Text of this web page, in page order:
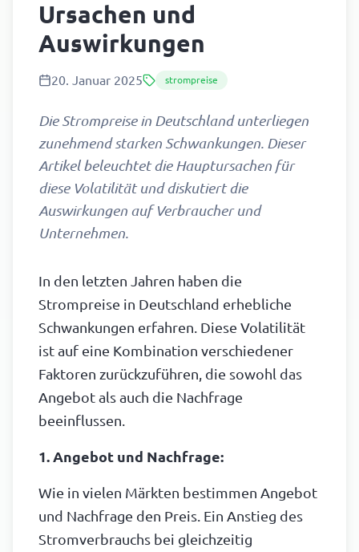
Ursachen und
Auswirkungen
20. Januar 2025 strompreise
Die Strompreise in Deutschland unterliegen
zunehmend starken Schwankungen. Dieser
Artikel beleuchtet die Hauptursachen für
diese Volatilität und diskutiert die
Auswirkungen auf Verbraucher und
Unternehmen.
In den letzten Jahren haben die
Strompreise in Deutschland erhebliche
Schwankungen erfahren. Diese Volatilität
ist auf eine Kombination verschiedener
Faktoren zurückzuführen, die sowohl das
Angebot als auch die Nachfrage
beeinflussen.
1. Angebot und Nachfrage:
Wie in vielen Märkten bestimmen Angebot
und Nachfrage den Preis. Ein Anstieg des
Stromverbrauchs bei gleichzeitig